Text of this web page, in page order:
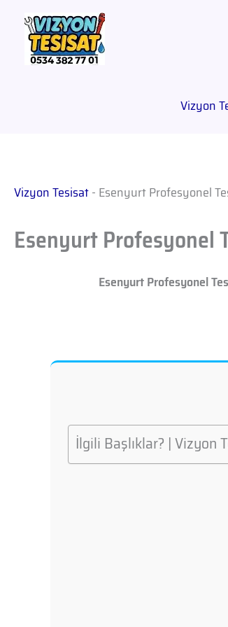
Vizyon
Vizyon Tesisat- Esenyurt Profesyonel
Esenyurt Profesyonel
Esenyurt Profesyonel
İlgili Başlıklar? | Vizyon